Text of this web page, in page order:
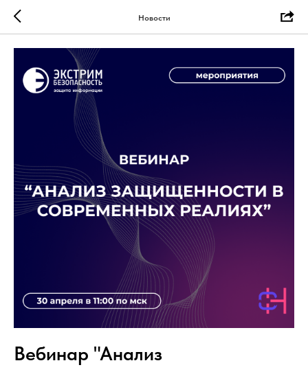
Новости
Вебинар "Анализ